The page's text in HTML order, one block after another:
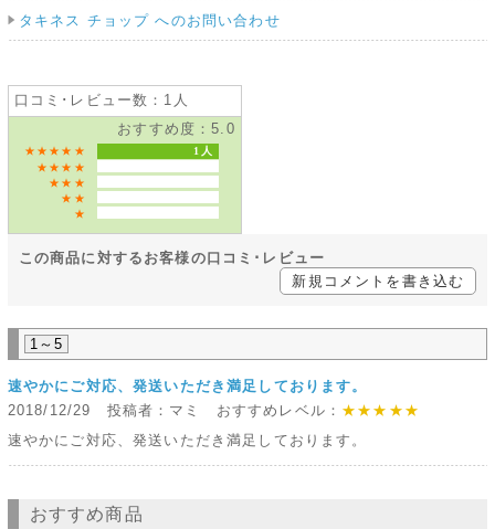
タキネス チョップ へのお問い合わせ
口コミ･レビュー数：1人
おすすめ度：5.0
★★★★★
1人
★★★★
★★★
★★
★
この商品に対するお客様の口コミ･レビュー
新規コメントを書き込む
1～5
速やかにご対応、発送いただき満足しております。
2018/12/29 投稿者：マミ おすすめレベル： ★★★★★
速やかにご対応、発送いただき満足しております。
おすすめ商品